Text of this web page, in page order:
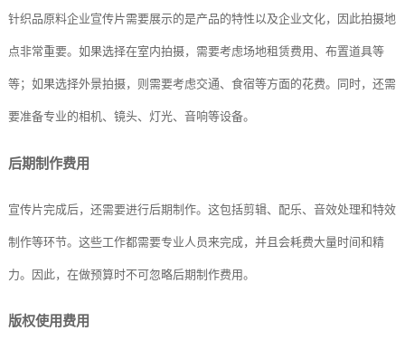
针织品原料企业宣传片需要展示的是产品的特性以及企业文化，因此拍摄地
点非常重要。如果选择在室内拍摄，需要考虑场地租赁费用、布置道具等
等；如果选择外景拍摄，则需要考虑交通、食宿等方面的花费。同时，还需
要准备专业的相机、镜头、灯光、音响等设备。
后期制作费用
宣传片完成后，还需要进行后期制作。这包括剪辑、配乐、音效处理和特效
制作等环节。这些工作都需要专业人员来完成，并且会耗费大量时间和精
力。因此，在做预算时不可忽略后期制作费用。
版权使用费用